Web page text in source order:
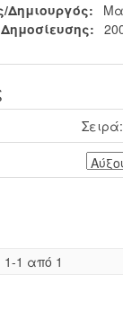
Σειρά:
1 από 1